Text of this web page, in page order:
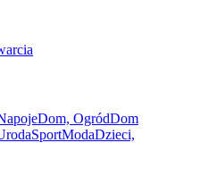
Dom, OgródDom
SportModaDzieci,